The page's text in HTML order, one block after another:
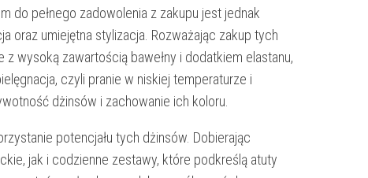
do pełnego zadowolenia z zakupu jest jednak
oraz umiejętna stylizacja. Rozważając zakup tych
wysoką zawartością bawełny i dodatkiem elastanu,
czyli pranie w niskiej temperaturze i
dżinsów i zachowanie ich koloru.
potencjału tych dżinsów. Dobierając
jak i codzienne zestawy, które podkreślą atuty